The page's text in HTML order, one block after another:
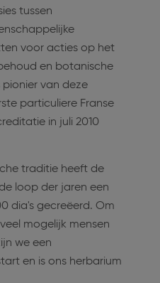
tussen
voor acties op het
en botanische
van deze
particuliere Franse
in juli 2010
traditie heeft de
loop der jaren een
dia's gecreëerd. Om
mogelijk mensen
we een
en is ons herbarium